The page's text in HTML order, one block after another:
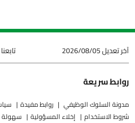
آخر تعديل2026/08/05 تابعنا
روابط سريعة
مدونة السلوك الوظيفي روابط مفيدة
شروط الاستخدام
إخلاء المسؤولية